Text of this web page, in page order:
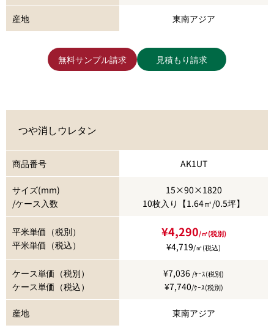
産地 東南アジア
無料サンプル請求 見積もり請求
つや消しウレタン
商品番号 AK1UT
サイズ(mm)
/ケース入数
15×90×1820
10枚入り【1.64㎡/0.5坪】
平米単価（税別）
平米単価（税込）
¥4,290/㎡(税別)
¥4,719/㎡(税込)
ケース単価（税別）
ケース単価（税込）
¥7,036/ｹｰｽ(税別)
¥7,740/ｹｰｽ(税別)
産地 東南アジア